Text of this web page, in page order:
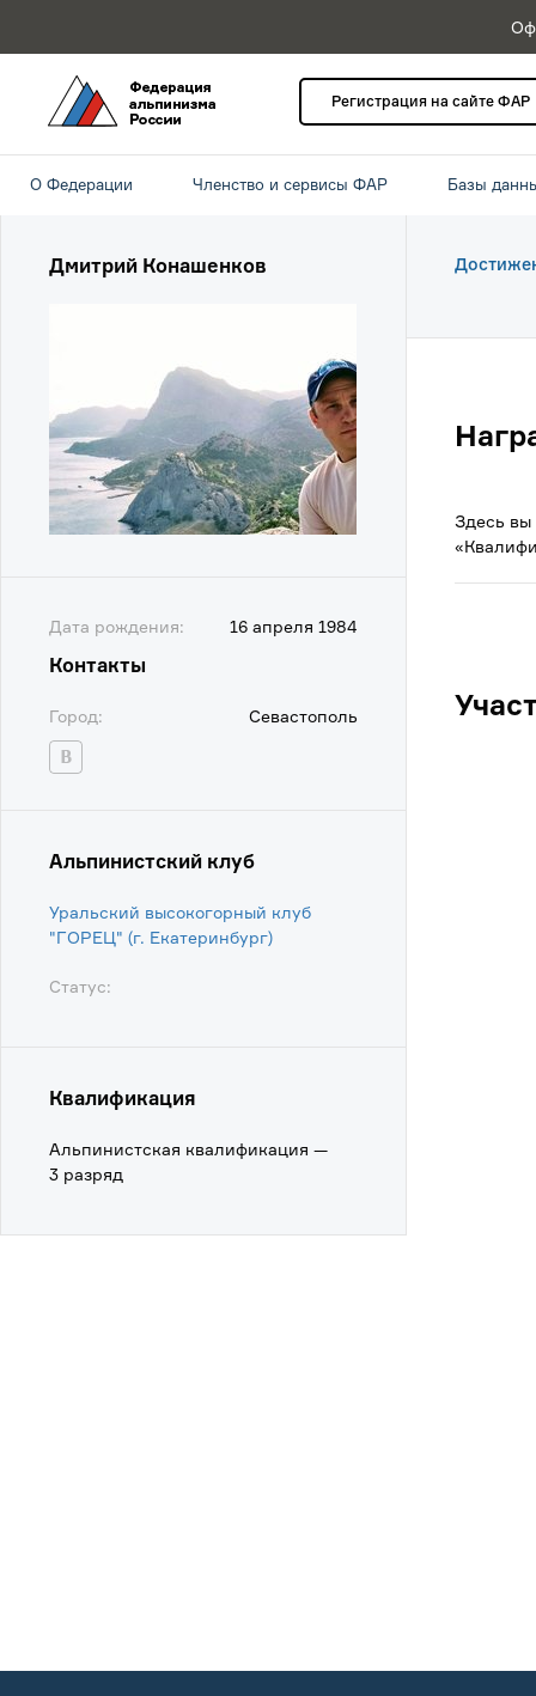
Регистрация на сайте ФАР
О Федерации Членство и сервисы ФАР Базы
Дмитрий Конашенков
Дата рождения: 16 апреля 1984
Контакты
Город: Севастополь
Альпинистский клуб
Уральский высокогорный клуб
"ГОРЕЦ" (г. Екатеринбург)
Статус:
Квалификация
Альпинистская квалификация —
3 разряд
Здесь вы